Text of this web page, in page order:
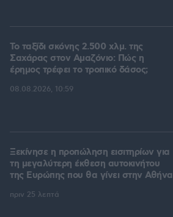
Το ταξίδι σκόνης 2.500 χλμ. της
Σαχάρας στον Αμαζόνιο: Πώς η
έρημος τρέφει το τροπικό δάσος;
08.08.2026, 10:59
Ξεκίνησε η προπώληση εισιτηρίων για
τη μεγαλύτερη έκθεση αυτοκινήτου
της Ευρώπης που θα γίνει στην Αθήνα
πριν 25 λεπτά